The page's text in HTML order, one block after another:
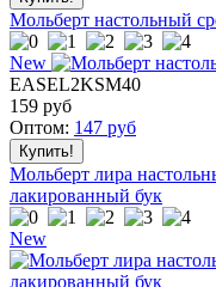
Мольберт настольный
New
EASEL2KSM40
159 руб
Оптом: 147 руб
Мольберт лира
лакированный бук
New